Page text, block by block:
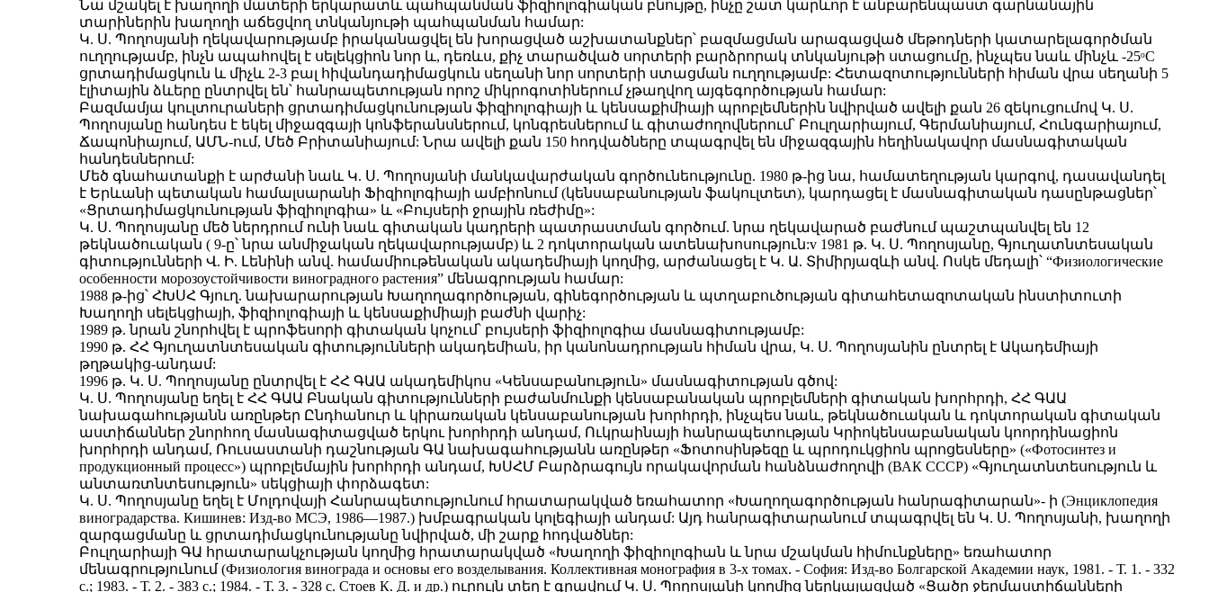
Նա մշակել է խաղողի մատերի երկարատև պահպանման ֆիզիոլոգիական բնույթը, ինչը շատ կարևոր է անբարենպաստ գարնանային
տարիներին խաղողի աճեցվող տնկանյութի պահպանման համար:
Կ. Ս. Պողոսյանի ղեկավարությամբ իրականացվել են խորացված աշխատանքներ՝ բազմացման արագացված մեթոդների կատարելագործման
ուղղությամբ, ինչն ապահովել է սելեկցիոն նոր և, դեռևս, քիչ տարածված սորտերի բարձրորակ տնկանյութի ստացումը, ինչպես նաև մինչև -25ᵒС
ցրտադիմացկուն և միչև 2-3 բալ հիվանդադիմացկուն սեղանի նոր սորտերի ստացման ուղղությամբ: Հետազոտությունների հիման վրա սեղանի 5
էլիտային ձևերը ընտրվել են՝ հանրապետության որոշ միկրոգոտիներում չթաղվող այգեգործության համար:
Բազմամյա կուլտուրաների ցրտադիմացկունության ֆիզիոլոգիայի և կենսաքիմիայի պրոբլեմներին նվիրված ավելի քան 26 զեկուցումով Կ. Ս.
Պողոսյանը հանդես է եկել միջազգայի կոնֆերանսներում, կոնգրեսներում և գիտաժողովներում՝ Բուլղարիայում, Գերմանիայում, Հունգարիայում,
Ճապոնիայում, ԱՄՆ-ում, Մեծ Բրիտանիայում: Նրա ավելի քան 150 հոդվածները տպագրվել են միջազգային հեղինակավոր մասնագիտական
հանդեսներում:
Մեծ գնահատանքի է արժանի նաև Կ. Ս. Պողոսյանի մանկավարժական գործունեությունը. 1980 թ-ից նա, համատեղության կարգով, դասավանդել
է Երևանի պետական համալսարանի Ֆիզիոլոգիայի ամբիոնում (կենսաբանության ֆակուլտետ), կարդացել է մասնագիտական դասընթացներ՝
«Ցրտադիմացկունության ֆիզիոլոգիա» և «Բույսերի ջրային ռեժիմը»:
Կ. Ս. Պողոսյանը մեծ ներդրում ունի նաև գիտական կադրերի պատրաստման գործում. նրա ղեկավարած բաժնում պաշտպանվել են 12
թեկնածուական ( 9-ը՝ նրա անմիջական ղեկավարությամբ) և 2 դոկտորական ատենախոսություն:v 1981 թ. Կ. Ս. Պողոսյանը, Գյուղատնտեսական
գիտությունների Վ. Ի. Լենինի անվ. համամիութենական ակադեմիայի կողմից, արժանացել է Կ. Ա. Տիմիրյազևի անվ. Ոսկե մեդալի՝ “Физиологические
особенности морозоустойчивости виноградного растения” մենագրության համար:
1988 թ-ից՝ ՀԽՍՀ Գյուղ. նախարարության Խաղողագործության, գինեգործության և պտղաբուծության գիտահետազոտական ինստիտուտի
Խաղողի սելեկցիայի, ֆիզիոլոգիայի և կենսաքիմիայի բաժնի վարիչ:
1989 թ. նրան շնորհվել է պրոֆեսորի գիտական կոչում՝ բույսերի ֆիզիոլոգիա մասնագիտությամբ:
1990 թ. ՀՀ Գյուղատնտեսական գիտությունների ակադեմիան, իր կանոնադրության հիման վրա, Կ. Ս. Պողոսյանին ընտրել է Ակադեմիայի
թղթակից-անդամ:
1996 թ. Կ. Ս. Պողոսյանը ընտրվել է ՀՀ ԳԱԱ ակադեմիկոս «Կենսաբանություն» մասնագիտության գծով:
Կ. Ս. Պողոսյանը եղել է ՀՀ ԳԱԱ Բնական գիտությունների բաժանմունքի կենսաբանական պրոբլեմների գիտական խորհրդի, ՀՀ ԳԱԱ
նախագահությանն առընթեր Ընդհանուր և կիրառական կենսաբանության խորհրդի, ինչպես նաև, թեկնածուական և դոկտորական գիտական
աստիճաններ շնորհող մասնագիտացված երկու խորհրդի անդամ, Ուկրաինայի հանրապետության Կրիոկենսաբանական կոորդինացիոն
խորհրդի անդամ, Ռուսաստանի դաշնության ԳԱ նախագահությանն առընթեր «Ֆոտոսինթեզը և պրոդուկցիոն պրոցեսները» («Фотосинтез и
продукционный процесс») պրոբլեմային խորհրդի անդամ, ԽՍՀՄ Բարձրագույն որակավորման հանձնաժողովի (ВАК СССР) «Գյուղատնտեսություն և
անտառտնտեսություն» սեկցիայի փորձագետ:
Կ. Ս. Պողոսյանը եղել է Մոլդովայի Հանրապետությունում հրատարակված եռահատոր «Խաղողագործության հանրագիտարան»- ի (Энциклопедия
виноградарства. Кишинев: Изд-во МСЭ, 1986—1987.) խմբագրական կոլեգիայի անդամ: Այդ հանրագիտարանում տպագրվել են Կ. Ս. Պողոսյանի, խաղողի
զարգացմանը և ցրտադիմացկունությանը նվիրված, մի շարք հոդվածներ:
Բուլղարիայի ԳԱ հրատարակչության կողմից հրատարակված «Խաղողի ֆիզիոլոգիան և նրա մշակման հիմունքները» եռահատոր
մենագրությունում (Физиология винограда и основы его возделывания. Коллективная монография в 3-х томах. - София: Изд-во Болгарской Академии наук, 1981. - Т. 1. - 332
с.; 1983. - Т. 2. - 383 с.; 1984. - Т. 3. - 328 с. Стоев К. Д. и др.) ուրույն տեղ է գրավում Կ. Ս. Պողոսյանի կողմից ներկայացված «Ցածր ջերմաստիճանների